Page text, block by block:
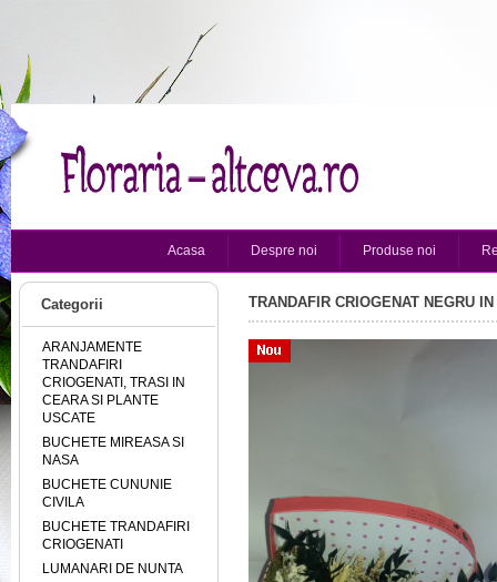
Acasa Despre noi Produse noi
Categorii
ARANJAMENTE
TRANDAFIRI
CRIOGENATI, TRASI IN
CEARA SI PLANTE
USCATE
BUCHETE MIREASA SI
NASA
BUCHETE CUNUNIE
CIVILA
BUCHETE TRANDAFIRI
CRIOGENATI
LUMANARI DE NUNTA
TRANDAFIR CRIOGENAT NEGRU